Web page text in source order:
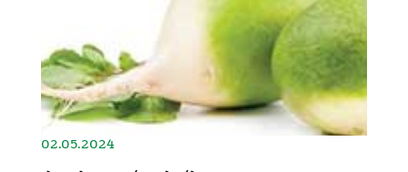
02.05.2024